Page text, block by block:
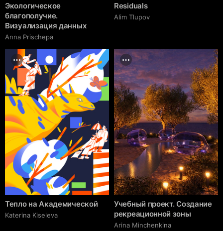
Экологическое
благополучие.
Визуализация данных
Anna Prischepa
Residuals
Alim Tlupov
Тепло на Академической
Katerina Kiseleva
Учебный проект. Создание
рекреационной зоны
Arina Minchenkina